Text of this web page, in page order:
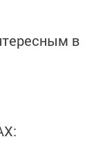
в